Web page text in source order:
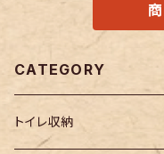
CATEGORY
トイレ収納